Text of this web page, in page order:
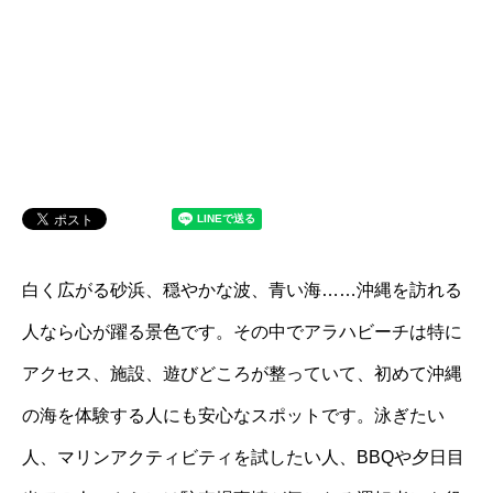
白く広がる砂浜、穏やかな波、青い海……沖縄を訪れる
人なら心が躍る景色です。その中でアラハビーチは特に
アクセス、施設、遊びどころが整っていて、初めて沖縄
の海を体験する人にも安心なスポットです。泳ぎたい
人、マリンアクティビティを試したい人、BBQや夕日目